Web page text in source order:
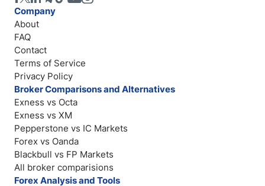
Company
About
FAQ
Contact
Terms of Service
Privacy Policy
Broker Comparisons and Alternatives
Exness vs Octa
Exness vs XM
Pepperstone vs IC Markets
Forex vs Oanda
Blackbull vs FP Markets
All broker comparisions
Forex Analysis and Tools